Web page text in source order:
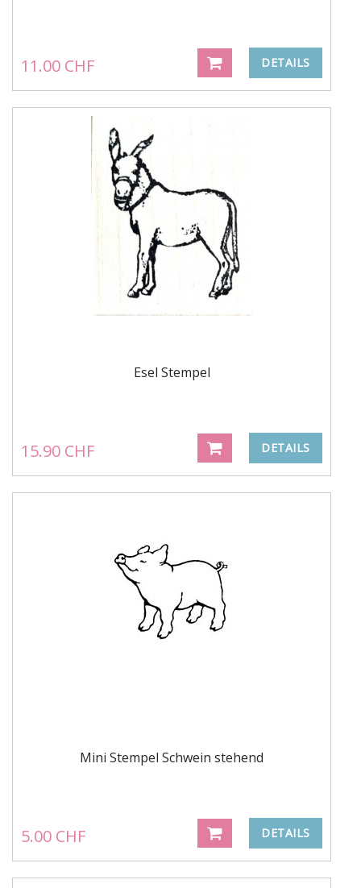
11.00 CHF DETAILS
Esel Stempel
15.90 CHF DETAILS
Mini Stempel Schwein stehend
5.00 CHF DETAILS